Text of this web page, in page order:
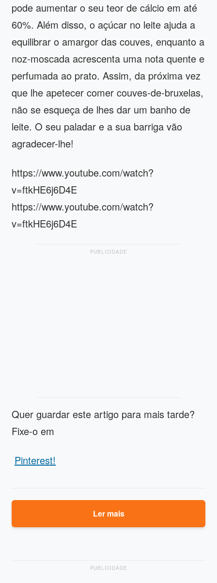
pode aumentar o seu teor de cálcio em até
60%. Além disso, o açúcar no leite ajuda a
equilibrar o amargor das couves, enquanto a
noz-moscada acrescenta uma nota quente e
perfumada ao prato. Assim, da próxima vez
que lhe apetecer comer couves-de-bruxelas,
não se esqueça de lhes dar um banho de
leite. O seu paladar e a sua barriga vão
agradecer-lhe!
https://www.youtube.com/watch?
v=ftkHE6j6D4E
https://www.youtube.com/watch?
v=ftkHE6j6D4E
PUBLICIDADE
Quer guardar este artigo para mais tarde?
Fixe-o em
Pinterest!
Ler mais
PUBLICIDADE